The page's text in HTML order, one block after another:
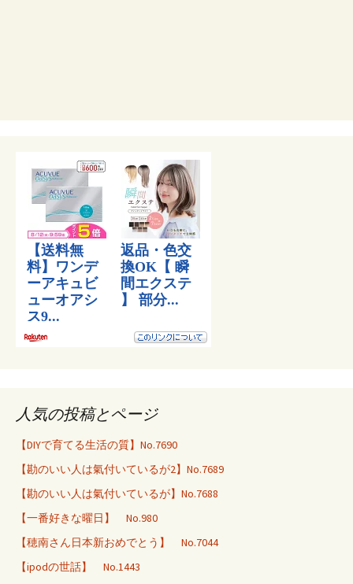
人気の投稿とページ
【DIYで育てる生活の質】No.7690
【勘のいい人は氣付いているが2】No.7689
【勘のいい人は氣付いているが】No.7688
【一番好きな曜日】 No.980
【穂南さん日本新おめでとう】 No.7044
【ipodの世話】 No.1443